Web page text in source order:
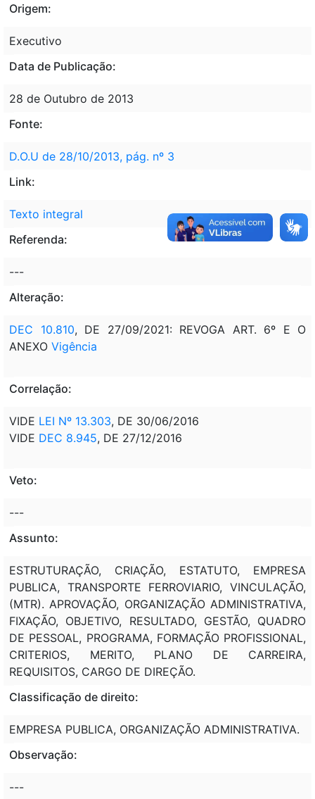
Origem:
Executivo
Data de Publicação:
28 de Outubro de 2013
Fonte:
D.O.U de 28/10/2013, pág. nº 3
Link:
Texto integral
Referenda:
---
Alteração:
DEC 10.810, DE 27/09/2021: REVOGA ART. 6º E O
ANEXO Vigência
Correlação:
VIDE LEI Nº 13.303, DE 30/06/2016
VIDE DEC 8.945, DE 27/12/2016
Veto:
---
Assunto:
ESTRUTURAÇÃO, CRIAÇÃO, ESTATUTO, EMPRESA
PUBLICA, TRANSPORTE FERROVIARIO, VINCULAÇÃO,
(MTR). APROVAÇÃO, ORGANIZAÇÃO ADMINISTRATIVA,
FIXAÇÃO, OBJETIVO, RESULTADO, GESTÃO, QUADRO
DE PESSOAL, PROGRAMA, FORMAÇÃO PROFISSIONAL,
CRITERIOS, MERITO, PLANO DE CARREIRA,
REQUISITOS, CARGO DE DIREÇÃO.
Classificação de direito:
EMPRESA PUBLICA, ORGANIZAÇÃO ADMINISTRATIVA.
Observação:
---